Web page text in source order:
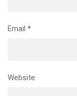
Email *
Website